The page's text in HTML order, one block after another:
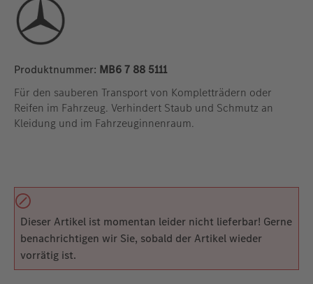
Produktnummer: MB6 7 88 5111
Für den sauberen Transport von Kompletträdern oder
Reifen im Fahrzeug. Verhindert Staub und Schmutz an
Kleidung und im Fahrzeuginnenraum.
Dieser Artikel ist momentan leider nicht lieferbar! Gerne
benachrichtigen wir Sie, sobald der Artikel wieder
vorrätig ist.